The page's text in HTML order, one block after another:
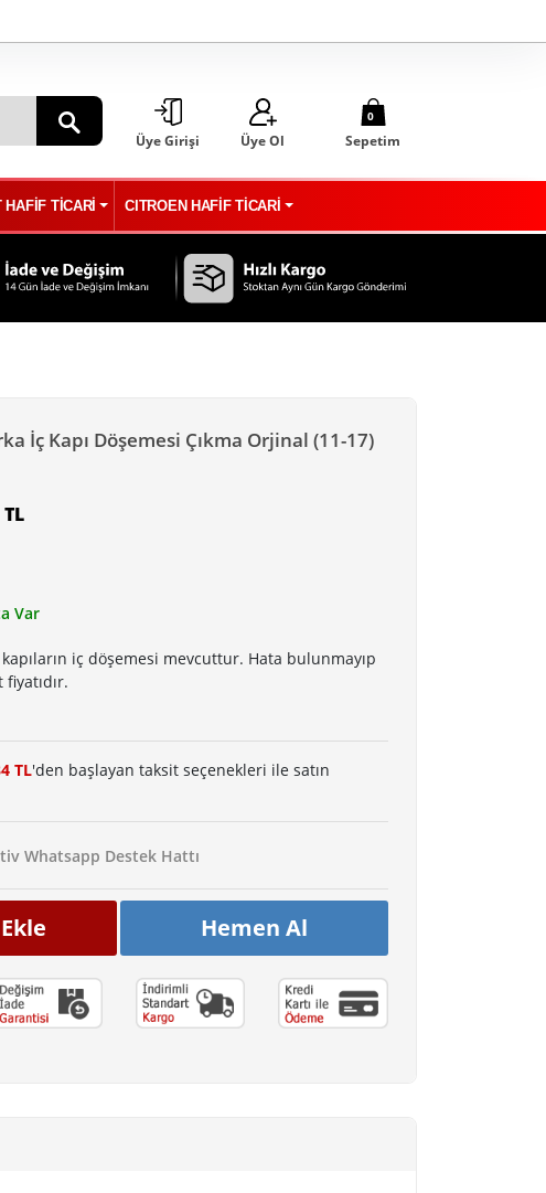
Üye Girişi Üye Ol
0
Sepetim
HAFİF TİCARİ CITROEN HAFİF TİCARİ
İç Kapı Döşemesi Çıkma Orjinal (11-17)
TL
Var
iç döşemesi mevcuttur. Hata bulunmayıp
TL'den başlayan taksit seçenekleri ile satın
Whatsapp Destek Hattı
Hemen Al